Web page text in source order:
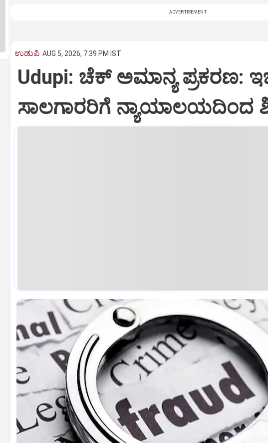
ADVERTISEMENT
ಉಡುಪಿ AUG 5, 2026, 7:39 PM IST
Udupi: ಚೆಕ್ ಅಮಾನ್ಯ ಪ್ರಕರಣ:
ಸಾಲಗಾರರಿಗೆ ನ್ಯಾಯಾಲಯದಿಂದ